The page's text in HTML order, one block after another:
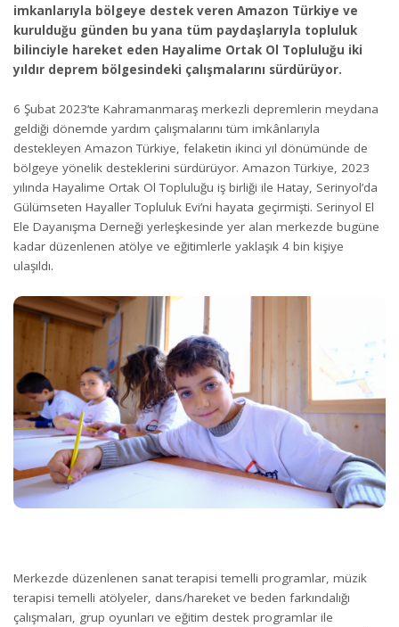
imkanlarıyla bölgeye destek veren Amazon Türkiye ve
kurulduğu günden bu yana tüm paydaşlarıyla topluluk
bilinciyle hareket eden Hayalime Ortak Ol Topluluğu iki
yıldır deprem bölgesindeki çalışmalarını sürdürüyor.
6 Şubat 2023’te Kahramanmaraş merkezli depremlerin meydana
geldiği dönemde yardım çalışmalarını tüm imkânlarıyla
destekleyen Amazon Türkiye, felaketin ikinci yıl dönümünde de
bölgeye yönelik desteklerini sürdürüyor. Amazon Türkiye, 2023
yılında Hayalime Ortak Ol Topluluğu iş birliği ile Hatay, Serinyol’da
Gülümseten Hayaller Topluluk Evi’ni hayata geçirmişti. Serinyol El
Ele Dayanışma Derneği yerleşkesinde yer alan merkezde bugüne
kadar düzenlenen atölye ve eğitimlerle yaklaşık 4 bin kişiye
ulaşıldı.
Merkezde düzenlenen sanat terapisi temelli programlar, müzik
terapisi temelli atölyeler, dans/hareket ve beden farkındalığı
çalışmaları, grup oyunları ve eğitim destek programlar ile